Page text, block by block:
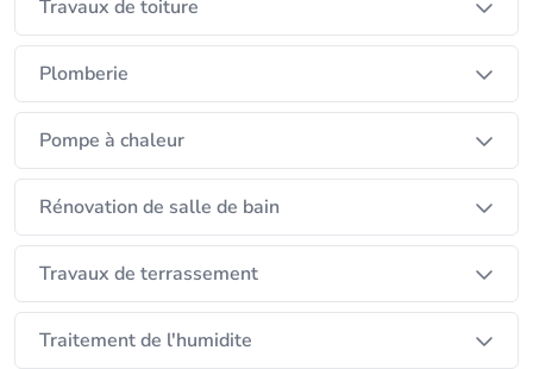
sérieux, propre et durable, avec un suivi
personnalisé tout au long du chantier.
Travaux de toiture
Plomberie
Pompe à chaleur
Rénovation de salle de bain
Travaux de terrassement
Traitement de l'humidite